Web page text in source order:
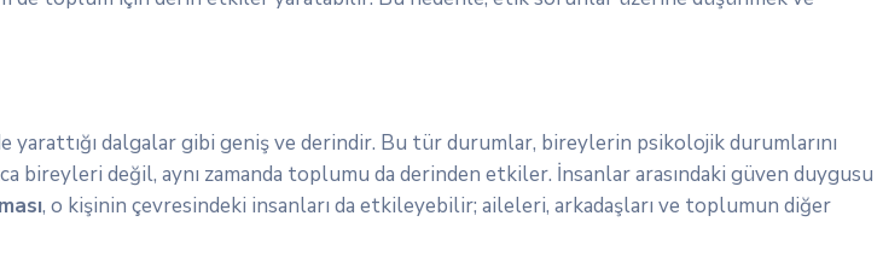
dalgalar gibi geniş ve derindir. Bu tür durumlar, bireylerin psikolojik durumlarını
değil, aynı zamanda toplumu da derinden etkiler. İnsanlar arasındaki güven duygusu
, o kişinin çevresindeki insanları da etkileyebilir; aileleri, arkadaşları ve toplumun diğer